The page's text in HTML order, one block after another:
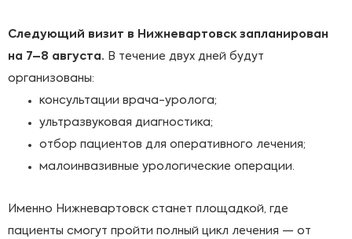
Следующий визит в Нижневартовск запланирован
на 7–8 августа. В течение двух дней будут
организованы:
консультации врача-уролога;
ультразвуковая диагностика;
отбор пациентов для оперативного лечения;
малоинвазивные урологические операции.
Именно Нижневартовск станет площадкой, где
пациенты смогут пройти полный цикл лечения — от